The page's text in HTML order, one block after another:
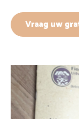
Vraag uw